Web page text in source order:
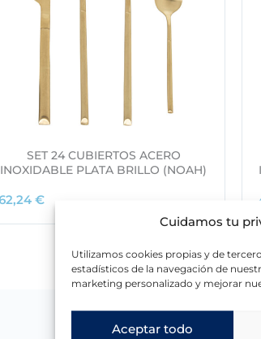
Cuidamos tu
Utilizamos cookies propias y de
estadísticos de la navegación de
marketing personalizado y mejorar
Aceptar todo
SET 24 CUBIERTOS ACERO
INOXIDABLE PLATA BRILLO (NOAH)
€